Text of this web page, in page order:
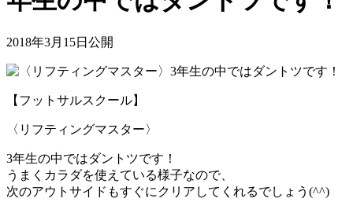
2018年3月15日公開
【フットサルスクール】
〈リフティングマスター〉
3年生の中ではダントツです！
うまくカラダを使えている様子なので、
次のアウトサイドもすぐにクリアしてくれるでしょう(^^)